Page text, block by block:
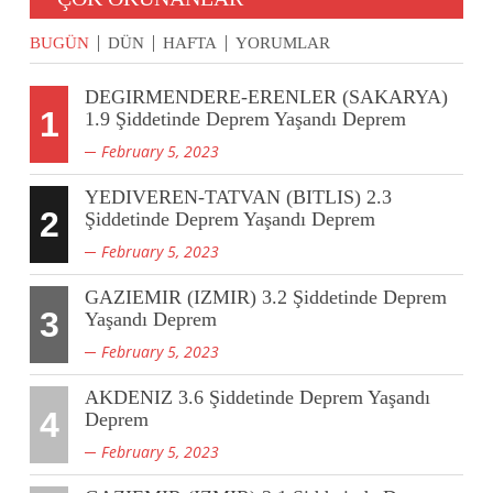
BUGÜN DÜN HAFTA YORUMLAR
1
DEGIRMENDERE-ERENLER (SAKARYA)
1.9 Şiddetinde Deprem Yaşandı Deprem
February 5, 2023
2
YEDIVEREN-TATVAN (BITLIS) 2.3
Şiddetinde Deprem Yaşandı Deprem
February 5, 2023
3
GAZIEMIR (IZMIR) 3.2 Şiddetinde Deprem
Yaşandı Deprem
February 5, 2023
4
AKDENIZ 3.6 Şiddetinde Deprem Yaşandı
Deprem
February 5, 2023